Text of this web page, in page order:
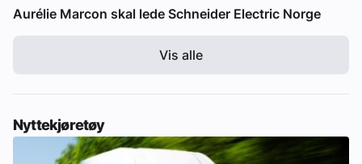
Aurélie Marcon skal lede Schneider Electric Norge
Vis alle
Nyttekjøretøy